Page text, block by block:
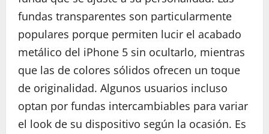
fundas transparentes son particularmente
populares porque permiten lucir el acabado
metálico del iPhone 5 sin ocultarlo, mientras
que las de colores sólidos ofrecen un toque
de originalidad. Algunos usuarios incluso
optan por fundas intercambiables para variar
el look de su dispositivo según la ocasión. Es